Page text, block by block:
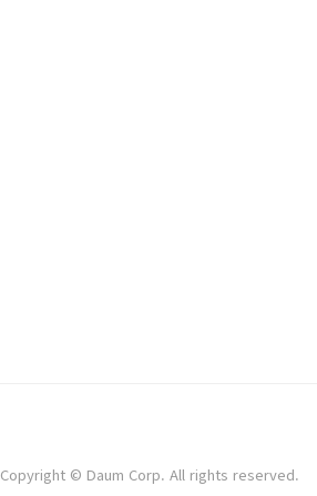
Copyright © Daum Corp. All rights reserved.